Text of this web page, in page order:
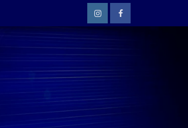
InstagramFacebook